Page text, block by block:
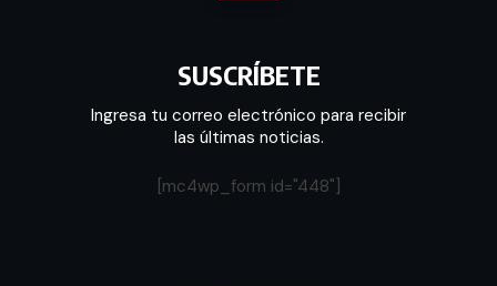
SUSCRÍBETE
Ingresa tu correo electrónico para recibir
las últimas noticias.
[mc4wp_form id="448"]